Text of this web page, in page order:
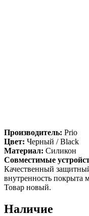
Производитель: Prio
Цвет: Черный / Black
Материал: Силикон
Совместимые
Качественный
внутренность покрыта
Товар новый.
Наличие